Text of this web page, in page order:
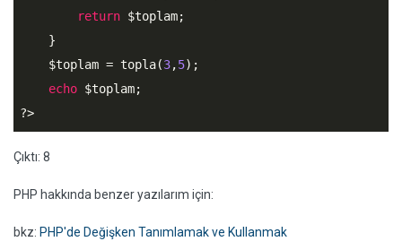
return $toplam;
    }
$toplam = topla(3,5);
echo $toplam
?>
Çıktı: 8
PHP hakkında benzer yazılarım için:
bkz: PHP'de Değişken Tanımlamak ve Kullanmak